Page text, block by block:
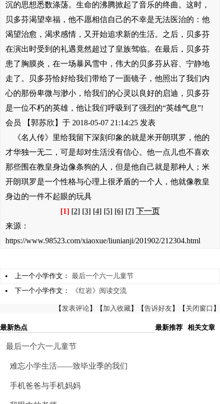
沉的思想悉数涤荡。生命的沸腾掀起了音乐的终曲。这时，
贝多芬渴望幸福，他不愿相信自己的不幸是无法医治的：他
渴望治愈，渴求感情，又开始追求新的生活。之后，贝多芬
在演出时受到的礼遇竟然超过了皇族驾临。在最后，贝多芬
患了胸膜炎，在一场暴风雪中，伟大的贝多芬从容、宁静地
走了。贝多芬恰好给我们带给了一面镜子，他照出了我们内
心的那份卑微与渺小，给我们的心灵以良好的启迪，贝多芬
是一位不朽的英雄，他让我们呼吸到了强烈的“英雄气息”!
会员 【郭苏欣】于 2018-05-07 21:14:25 发表
《名人传》里给我留下深刻印象的就是米开朗琪罗，他的
才华独一无二，可是却对生活没有信心。他一点儿也不喜欢
那些围在教皇身边像条狗的人，但是他自己就是那种人；米
开朗琪罗是一个性格与心理上很矛盾的一个人，他就像教皇
身边的一件不起眼的玩具
[1] [2] [3] [4] [5] [6] [7] 下一页
来源：
https://www.98523.com/xiaoxue/liunianji/201902/212304.html
上一个小学作文： 最后一个六一儿童节
下一个小学作文：
《红岩》阅读交流
【发表评论】【 加入收藏】【告诉好友】【 关闭窗口 】
最新热点 最新推荐 相关文章
最后一个六一儿童节
难忘小学生活——致毕业季的我们
手机爸爸与手机妈妈